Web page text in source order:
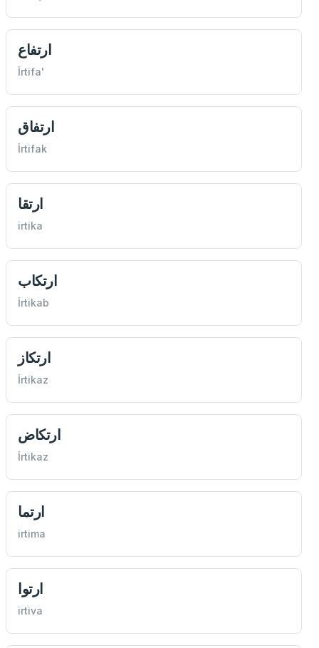
ارتفاع
İrtifa'
ارتفاق
İrtifak
ارتقا
irtika
ارتكاب
İrtikab
ارتكاز
İrtikaz
ارتكاض
İrtikaz
ارتما
irtima
ارتوا
irtiva